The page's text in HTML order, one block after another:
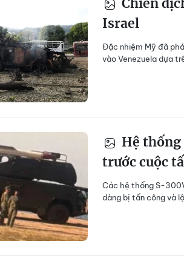
Chiến
Israel
Đặc nhiệm Mỹ đã
vào Venezuela dựa
Hệ thống
trước cuộc
Các hệ thống S-
dàng bị tấn công và